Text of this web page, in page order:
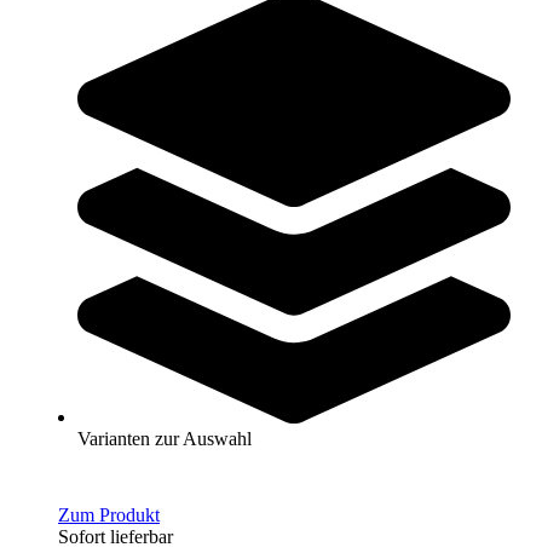
Varianten zur Auswahl
Leukotape® classic 10 m
Zum Produkt
Varianten zur Auswahl
Sofort lieferbar
SALE
Compridur® Kurzzugbinde 8 cm x 5 m
Zum Produkt
Sofort lieferbar